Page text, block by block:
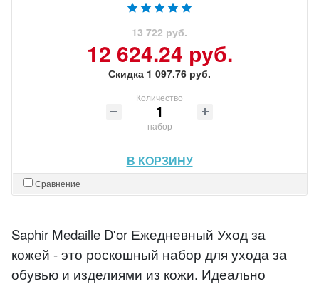
13 722 руб.
12 624.24 руб.
Скидка 1 097.76 руб.
Количество
набор
В КОРЗИНУ
Сравнение
Saphir Medaille D'or Ежедневный Уход за
кожей - это роскошный набор для ухода за
обувью и изделиями из кожи. Идеально